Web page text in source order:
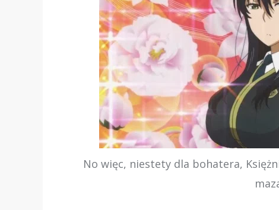
No więc, niestety dla bohatera,